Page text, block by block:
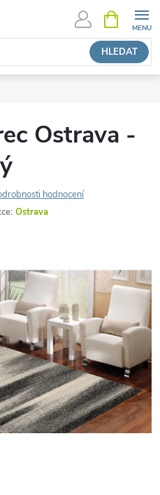
HLEDAT
NÁKUPNÍ
KOŠÍK
Ostrava -
hodnocení
Ostrava